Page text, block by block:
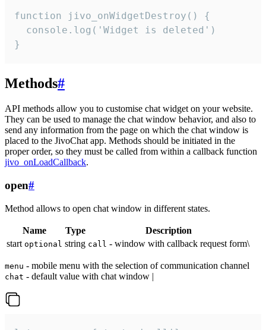
function jivo_onWidgetDestroy() {
  console.log('Widget is deleted')
}
Methods#
API methods allow you to customise chat widget on your website.
They can be used to manage the chat window behavior, and also to
send any information from the page on which the chat window is
placed to the JivoChat app. Methods should be initiated in the
proper order, so they must be called from within a callback function
jivo_onLoadCallback.
open#
Method allows to open chat window in different states.
Name Type
Description
start optional string call - window with callback request form\
menu - mobile menu with the selection of communication channel
chat - default value with chat window |